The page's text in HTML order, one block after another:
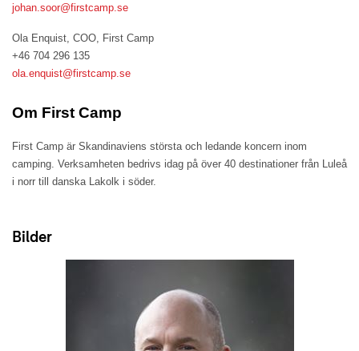
johan.soor@firstcamp.se
Ola Enquist, COO, First Camp
+46 704 296 135
ola.enquist@firstcamp.se
Om First Camp
First Camp är Skandinaviens största och ledande koncern inom
camping. Verksamheten bedrivs idag på över 40 destinationer från Luleå
i norr till danska Lakolk i söder.
Bilder